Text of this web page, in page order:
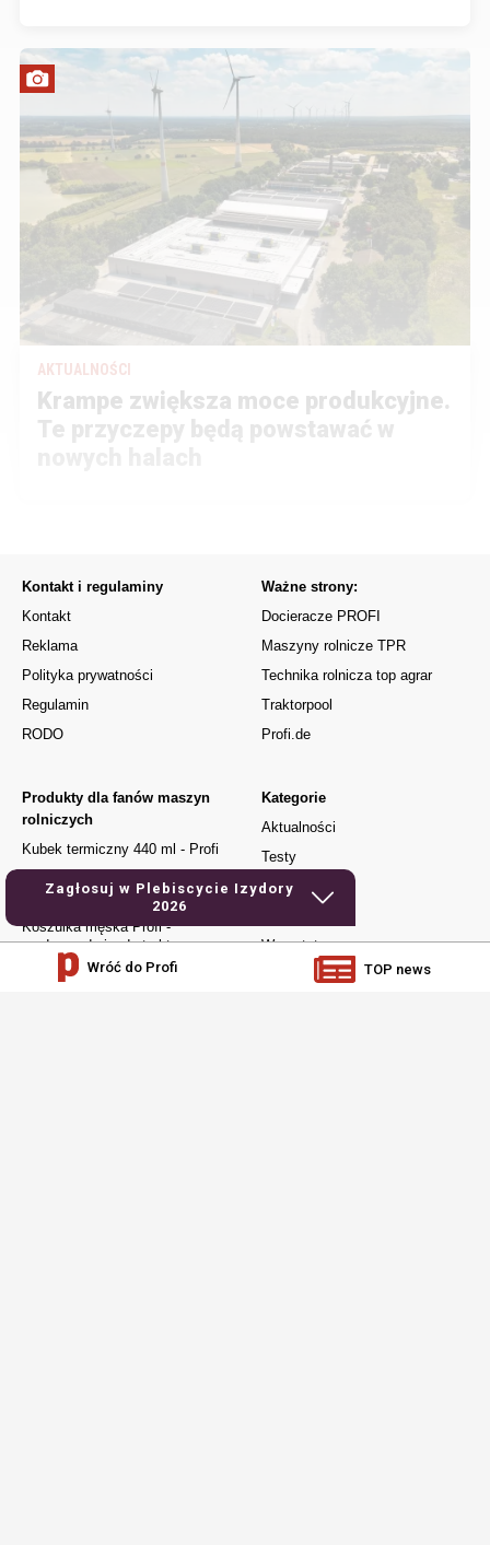
AKTUALNOŚCI
Krampe zwiększa moce produkcyjne.
Te przyczepy będą powstawać w
Zagłosuj w Plebiscycie Izydory
2026
Kontakt i regulaminy
Kontakt
Reklama
Polityka prywatności
Regulamin
RODO
Kategorie
Aktualności
Testy
Używane
Warsztat
Jak to działa
Produkty dla fanów maszyn
rolniczych
Kubek termiczny 440 ml - Profi
Kubek Urodzony do jazdy
traktorem
Koszulka męska Profi -
urodzony do jazdy traktorem
Czapka z daszkiem – Profi
Ważne strony:
Docieracze PROFI
Maszyny rolnicze TPR
Technika rolnicza top agrar
Traktorpool
Profi.de
Wróć do Profi TOP news